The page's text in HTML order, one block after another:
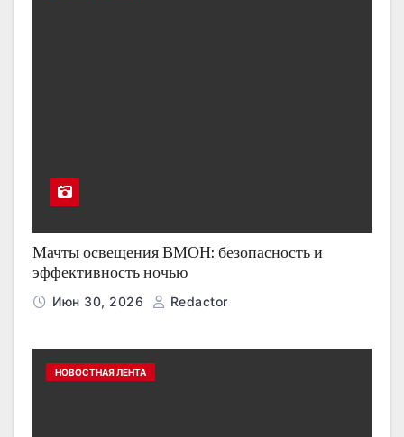
Мачты освещения ВМОН: безопасность и
эффективность ночью
Июн 30, 2026 Redactor
НОВОСТНАЯ ЛЕНТА